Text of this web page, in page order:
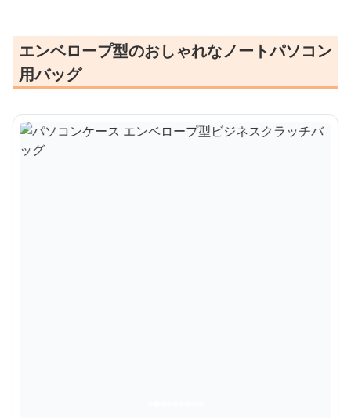
エンベロープ型のおしゃれなノートパソコン
用バッグ